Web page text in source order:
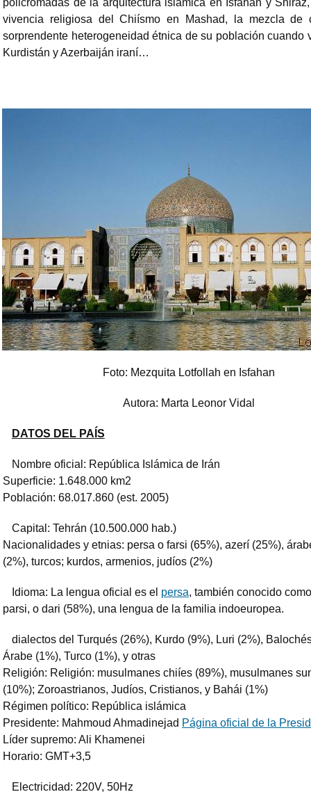
policromadas de la arquitectura islámica en Isfahan y
vivencia religiosa del Chiísmo en Mashad, la mezcla de
sorprendente heterogeneidad étnica de su población cuando
Kurdistán y Azerbaiján iraní…
Foto: Mezquita Lotfollah en Isfahan
Autora: Marta Leonor Vidal
DATOS DEL PAÍS
Nombre oficial: República Islámica de Irán
Superficie: 1.648.000 km2
Población: 68.017.860 (est. 2005)
Capital: Tehrán (10.500.000 hab.)
Nacionalidades y etnias: persa o farsi (65%), azerí (25%),
(2%), turcos; kurdos, armenios, judíos (2%)
Idioma: La lengua oficial es el persa, también conocido
parsi, o dari (58%), una lengua de la familia indoeuropea.
dialectos del Turqués (26%), Kurdo (9%), Luri (2%),
Árabe (1%), Turco (1%), y otras
Religión: Religión: musulmanes chiíes (89%), musulmanes
(10%); Zoroastrianos, Judíos, Cristianos, y Bahái (1%)
Régimen político: República islámica
Presidente: Mahmoud Ahmadinejad Página oficial de la
Líder supremo: Ali Khamenei
Horario: GMT+3,5
Electricidad: 220V, 50Hz